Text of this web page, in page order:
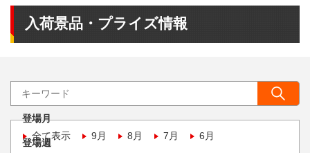
入荷景品・プライズ情報
登場月
全て表示
9月 8月 7月 6月
登場週